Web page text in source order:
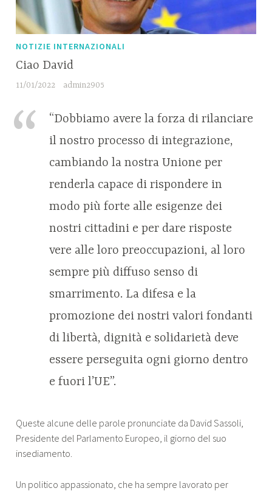
NOTIZIE INTERNAZIONALI
Ciao David
11/01/2022 admin2905
“Dobbiamo avere la forza di rilanciare
il nostro processo di integrazione,
cambiando la nostra Unione per
renderla capace di rispondere in
modo più forte alle esigenze dei
nostri cittadini e per dare risposte
vere alle loro preoccupazioni, al loro
sempre più diffuso senso di
smarrimento. La difesa e la
promozione dei nostri valori fondanti
di libertà, dignità e solidarietà deve
essere perseguita ogni giorno dentro
e fuori l’UE”.
Queste alcune delle parole pronunciate da David Sassoli,
Presidente del Parlamento Europeo, il giorno del suo
insediamento.
Un politico appassionato, che ha sempre lavorato per